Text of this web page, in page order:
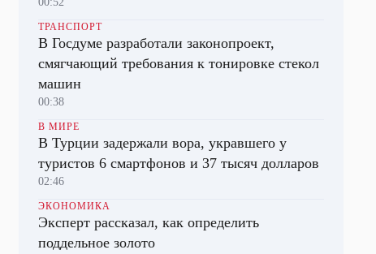
ТРАНСПОРТ
В Госдуме разработали законопроект,
смягчающий требования к тонировке стекол
машин
00:38
В МИРЕ
В Турции задержали вора, укравшего у
туристов 6 смартфонов и 37 тысяч долларов
02:46
ЭКОНОМИКА
Эксперт рассказал, как определить
поддельное золото